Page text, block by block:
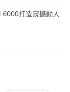
打造震撼動人